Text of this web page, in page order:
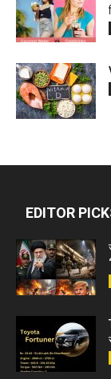
EDITOR